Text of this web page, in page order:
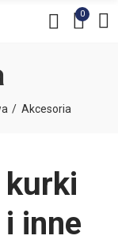
0
Akcesoria
kurki
inne